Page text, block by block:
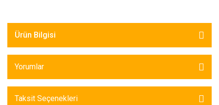
Ürün Bilgisi
Yorumlar
Taksit Seçenekleri